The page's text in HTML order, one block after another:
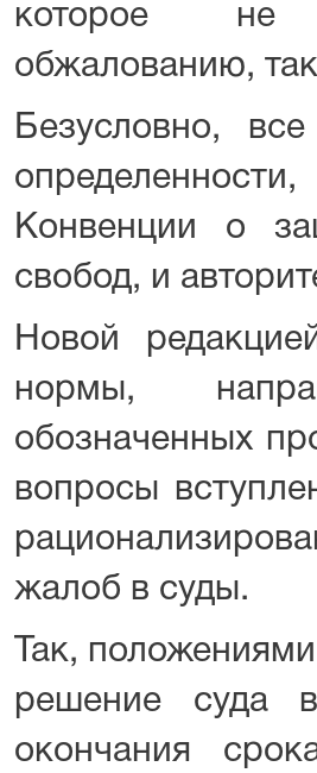
которое не
обжалованию, так
Безусловно,
Конвенции о
свобод, и
Новой
нормы,
обозначенных
вопросы
жалоб в суды.
Так,
решение суда
окончания